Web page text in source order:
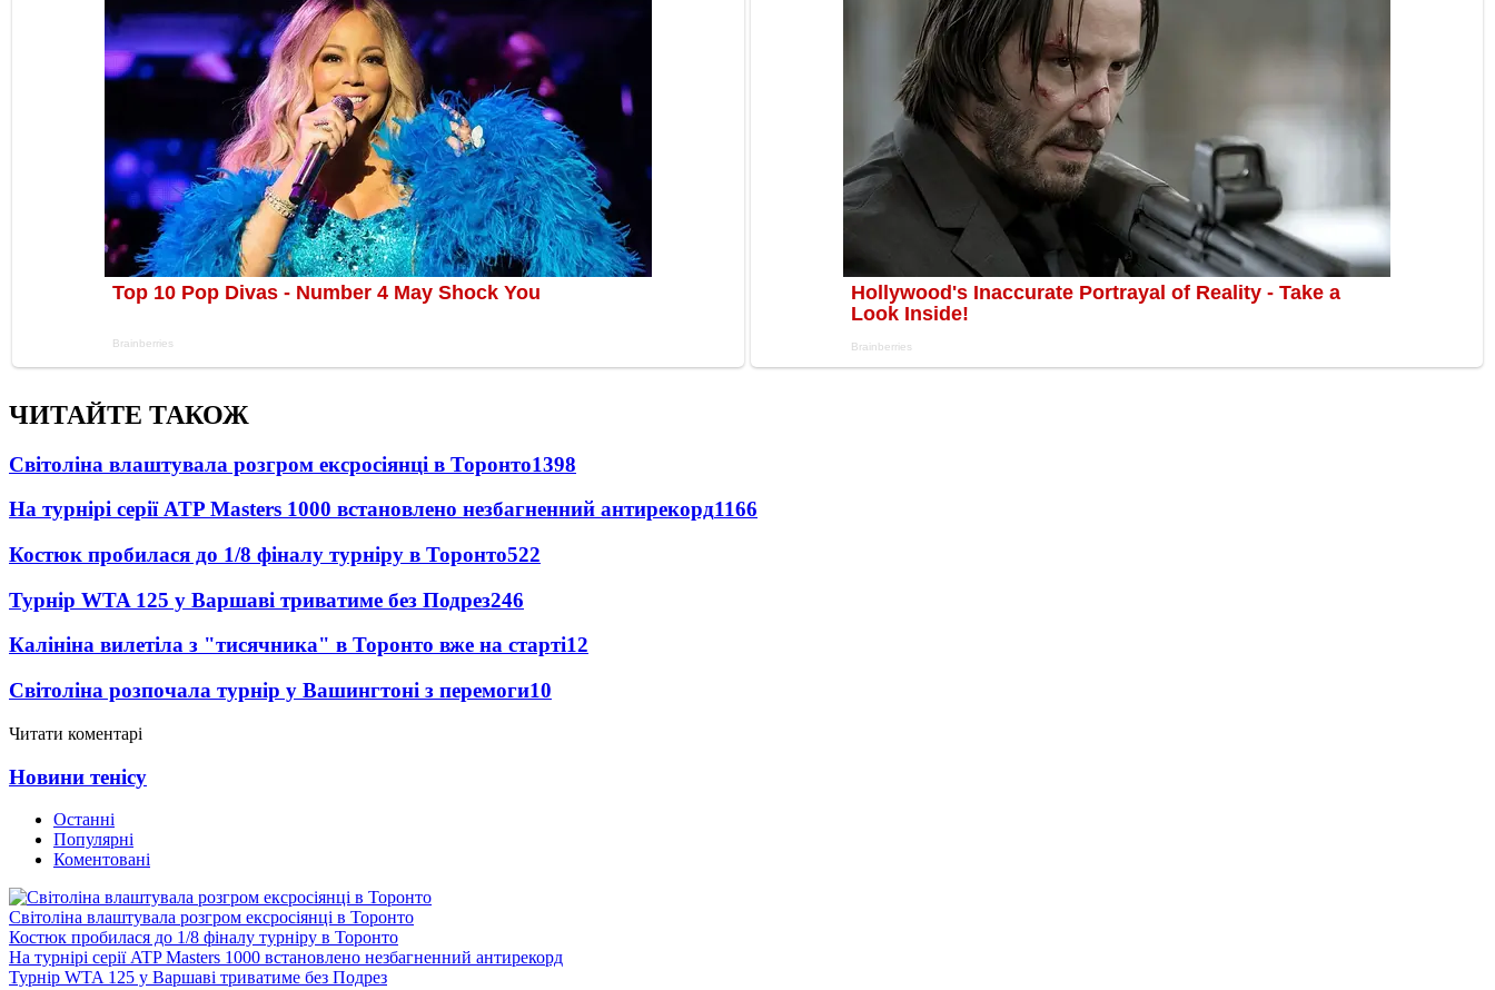
ЧИТАЙТЕ ТАКОЖ
Світоліна влаштувала розгром ексросіянці в Торонто1398
На турнірі серії ATP Masters 1000 встановлено незбагненний антирекорд1166
Костюк пробилася до 1/8 фіналу турніру в Торонто522
Турнір WTA 125 у Варшаві триватиме без Подрез246
Калініна вилетіла з "тисячника" в Торонто вже на старті12
Світоліна розпочала турнір у Вашингтоні з перемоги10
Читати коментарі
Новини тенісу
Останні
Популярні
Коментовані
Світоліна влаштувала розгром ексросіянці в Торонто
Костюк пробилася до 1/8 фіналу турніру в Торонто
На турнірі серії ATP Masters 1000 встановлено незбагненний антирекорд
Турнір WTA 125 у Варшаві триватиме без Подрез